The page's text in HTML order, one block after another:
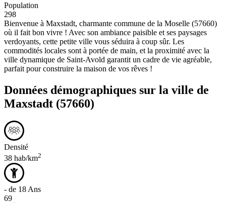
Population
298
Bienvenue à Maxstadt, charmante commune de la Moselle (57660)
où il fait bon vivre ! Avec son ambiance paisible et ses paysages
verdoyants, cette petite ville vous séduira à coup sûr. Les
commodités locales sont à portée de main, et la proximité avec la
ville dynamique de Saint-Avold garantit un cadre de vie agréable,
parfait pour construire la maison de vos rêves !
Données démographiques sur la ville de
Maxstadt (57660)
Densité
38 hab/km2
- de 18 Ans
69